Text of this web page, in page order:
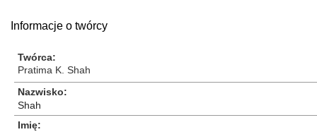
Informacje o twórcy
Twórca
Pratima K. Shah
Nazwisko
Shah
Imię